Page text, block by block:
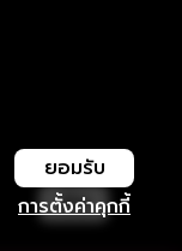
การตั้งค่าคุกกี้
ยอมรับ
เปิด